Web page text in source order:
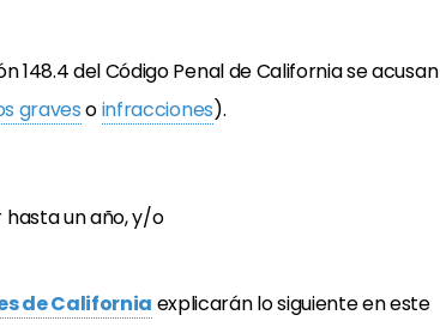
148.4 del Código Penal de California se acusan
gravesoinfracciones).
un año, y/o
de California explicarán lo siguiente en este